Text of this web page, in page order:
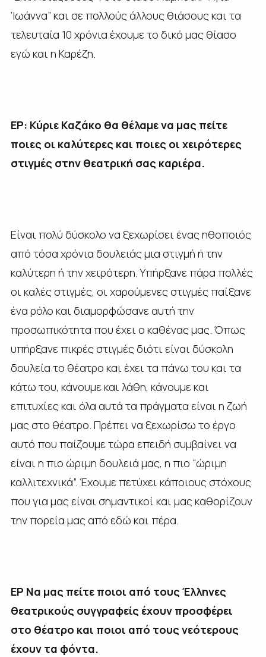
‘Ιωάννα” και σε πολλούς άλλους θιάσους και τα
τελευταία 10 χρόνια έχουμε το δικό μας θίασο
εγώ και η Καρέζη.
ΕΡ: Κύριε Καζάκο θα θέλαμε να μας πείτε
ποιες οι καλύτερες και ποιες οι χειρότερες
στιγμές στην θεατρική σας καριέρα.
Είναι πολύ δύσκολο να ξεχωρίσει ένας ηθοποιός
από τόσα χρόνια δουλειάς μια στιγμή ή την
καλύτερη ή την χειρότερη. Υπήρξανε πάρα πολλές
οι καλές στιγμές, οι χαρούμενες στιγμές παίξανε
ένα ρόλο και διαμορφώσανε αυτή την
προσωπικότητα που έχει ο καθένας μας. Όπως
υπήρξανε πικρές στιγμές διότι είναι δύσκολη
δουλεία το θέατρο και έχει τα πάνω του και τα
κάτω του, κάνουμε και λάθη, κάνουμε και
επιτυχίες και όλα αυτά τα πράγματα είναι η ζωή
μας στο θέατρο. Πρέπει να ξεχωρίσω το έργο
αυτό που παίζουμε τώρα επειδή συμβαίνει να
είναι η πιο ώριμη δουλειά μας, η πιο “ώριμη
καλλιτεχνικά”. Έχουμε πετύχει κάποιους στόχους
που για μας είναι σημαντικοί και μας καθορίζουν
την πορεία μας από εδώ και πέρα.
ΕΡ Να μας πείτε ποιοι από τους Έλληνες
θεατρικούς συγγραφείς έχουν προσφέρει
στο θέατρο και ποιοι από τους νεότερους
έχουν τα φόντα.